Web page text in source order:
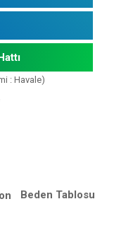
: Havale)
Beden Tablosu